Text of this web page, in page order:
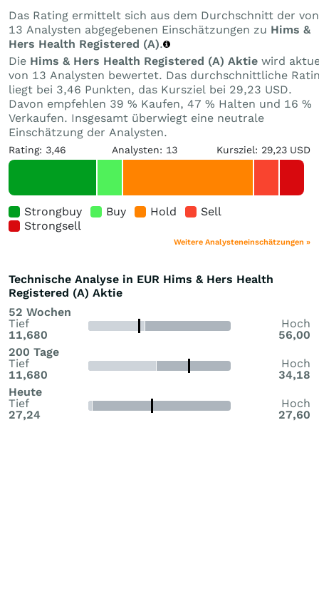
Das Rating ermittelt sich aus dem Durchschnitt der von
13 Analysten abgegebenen Einschätzungen zu Hims &
Hers Health Registered (A).
Die Hims & Hers Health Registered (A) Aktie wird
von 13 Analysten bewertet. Das durchschnittliche
liegt bei 3,46 Punkten, das Kursziel bei 29,23 USD.
Davon empfehlen 39 % Kaufen, 47 % Halten und 16 %
Verkaufen. Insgesamt überwiegt eine neutrale
Einschätzung der Analysten.
Rating: 3,46 Analysten: 13 Kursziel: 29,23 USD
Strongbuy Buy Hold
Sell
Strongsell
Weitere Analysteneinschätzungen »
Technische Analyse in EUR Hims & Hers Health
Registered (A) Aktie
52 Wochen
Tief
11,680
Hoch
56,00
200 Tage
Tief
11,680
Hoch
34,18
Heute
Tief
27,24
Hoch
27,60